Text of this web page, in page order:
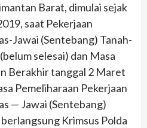
Barat, dimulai sejak
saat Pekerjaan
Jawai (Sentebang) Tanah-
selesai) dan Masa
Berakhir tanggal 2 Maret
Pemeliharaan Pekerjaan
— Jawai (Sentebang)
Krimsus Polda